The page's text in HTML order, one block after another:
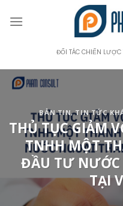
ĐỐI TÁC CHIẾN LƯỢC
BẢN TIN,TIN TỨC
THỦ TỤC GIẢM
TNHH MỘT
ĐẦU TƯ NƯỚC
TẠI